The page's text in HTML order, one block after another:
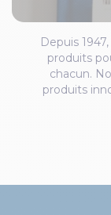
Depuis
produits
chacun.
produits